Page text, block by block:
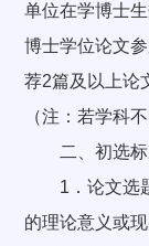
单位在学博士
博士学位论文
荐2篇及以上论
（注：若学科
二、初选标
1．论文选题
的理论意义或现